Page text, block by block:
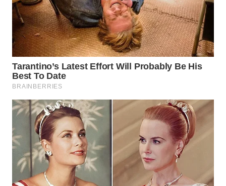
WAHANA
NEWS
WAHANA
TANI
WAHANA
ADVOKAT
WAHANA
INFRASTRUKTUR
WAHANA
KONSUMEN